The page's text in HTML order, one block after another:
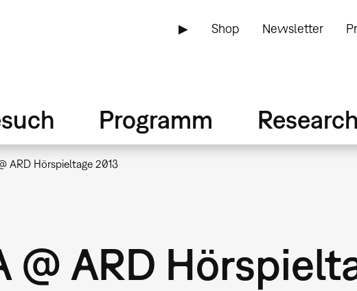
▶ Shop Newsletter
Programm Research
ARD Hörspieltage 2013
@ ARD